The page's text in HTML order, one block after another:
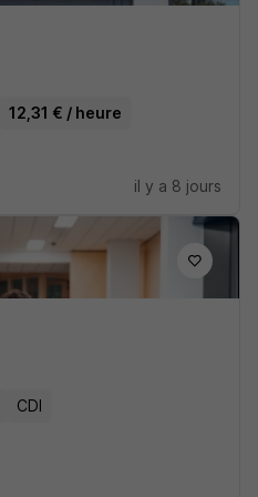
12,31 € / heure
il y a 8 jours
CDI